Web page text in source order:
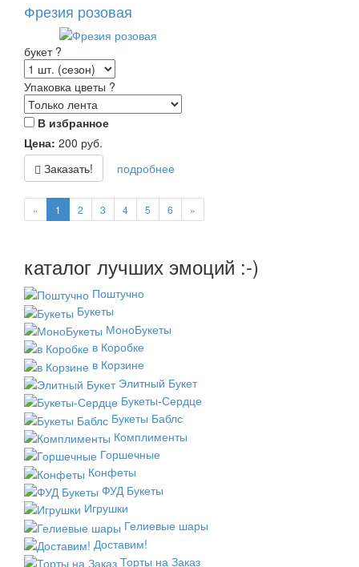
Фрезия розовая
букет ?
Упаковка цветы ?
В избранное
Цена: 200 руб.
Заказать!
подробнее
« 1 2 3 4 5 6 »
каталог лучших эмоций :-)
Поштучно
Букеты
МоноБукеты
в Коробке
в Корзине
Элитный Букет
Букеты-Сердце
Букеты Баблс
Комплименты
Горшечные
Конфеты
ФУД Букеты
Игрушки
Гелиевые шары
Доставим!
Торты на Заказ